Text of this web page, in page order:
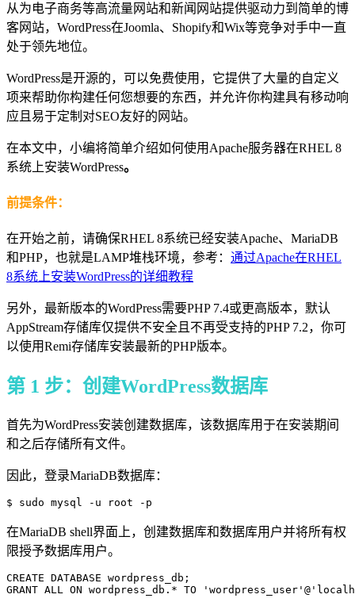
从为电子商务等高流量网站和新闻网站提供驱动力到简单的博
客网站，WordPress在Joomla、Shopify和Wix等竞争对手中一直
处于领先地位。
WordPress是开源的，可以免费使用，它提供了大量的自定义
项来帮助你构建任何您想要的东西，并允许你构建具有移动响
应且易于定制对SEO友好的网站。
在本文中，小编将简单介绍如何使用Apache服务器在RHEL 8
系统上安装WordPress。
前提条件：
在开始之前，请确保RHEL 8系统已经安装Apache、MariaDB
和PHP，也就是LAMP堆栈环境，参考： 通过Apache在RHEL
8系统上安装WordPress的详细教程
另外，最新版本的WordPress需要PHP 7.4或更高版本，默认
AppStream存储库仅提供不安全且不再受支持的PHP 7.2，你可
以使用Remi存储库安装最新的PHP版本。
第 1 步：创建WordPress数据库
首先为WordPress安装创建数据库，该数据库用于在安装期间
和之后存储所有文件。
因此，登录MariaDB数据库：
在MariaDB shell界面上，创建数据库和数据库用户并将所有权
限授予数据库用户。
CREATE DATABASE wordpress_db;
GRANT ALL ON wordpress_db.* TO